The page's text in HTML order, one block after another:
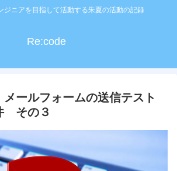
ジニアを目指して活動する朱夏の活動の記録
Re:code
メールフォームの送信テスト
その３